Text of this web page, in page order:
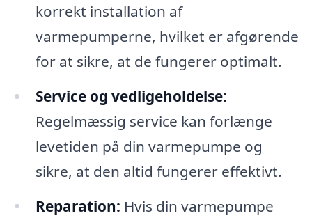
korrekt installation af
varmepumperne, hvilket er afgørende
for at sikre, at de fungerer optimalt.
Service og vedligeholdelse:
Regelmæssig service kan forlænge
levetiden på din varmepumpe og
sikre, at den altid fungerer effektivt.
Reparation: Hvis din varmepumpe